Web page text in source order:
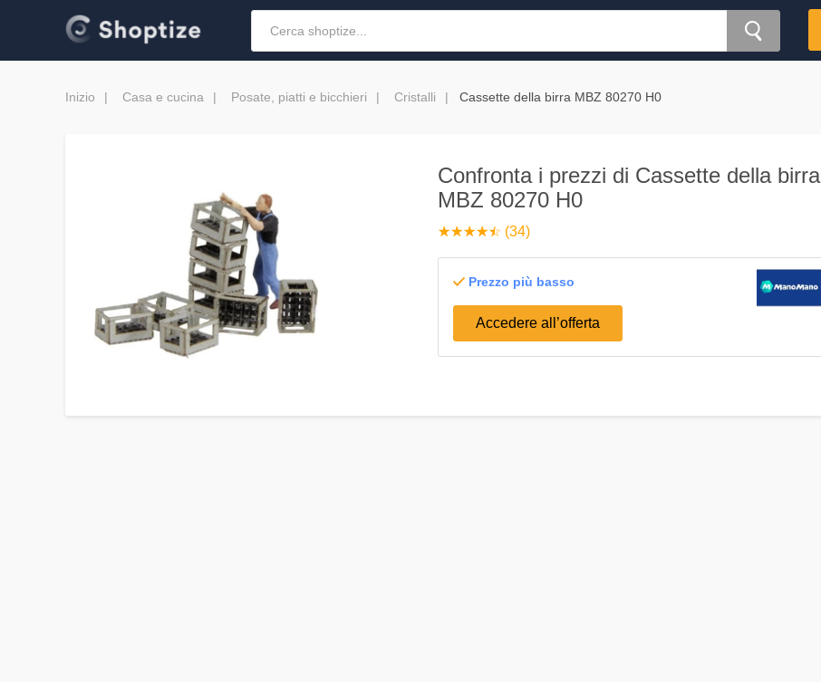
Inizio Casa e cucina Posate, piatti e bicchieri Cristalli Cassette della birra MBZ 80270 H0
Confronta i prezzi di Cassette della birra
MBZ 80270 H0
☆☆☆☆☆
★★★★★ (34)
Prezzo più basso
Accedere all’offerta